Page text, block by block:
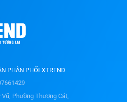
PHÂN PHỐI XTREND
Phường Thượng Cát,